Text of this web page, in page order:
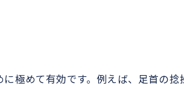
ーピングの違いを比較
ピングとサポーターの効果的な違い
極めて有効です。例えば、足首の